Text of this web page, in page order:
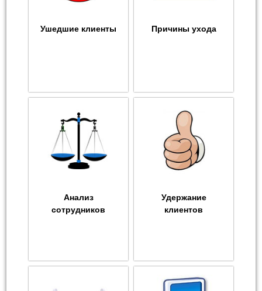
Ушедшие клиенты Причины ухода
Анализ
сотрудников
Удержание
клиентов